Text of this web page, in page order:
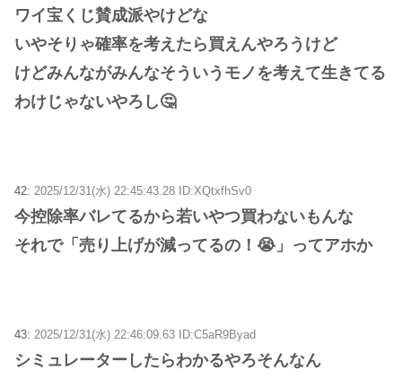
ワイ宝くじ賛成派やけどな
いやそりゃ確率を考えたら買えんやろうけど
けどみんながみんなそういうモノを考えて生きてる
わけじゃないやろし🤔
42: 2025/12/31(水) 22:45:43.28 ID:XQtxfhSv0
今控除率バレてるから若いやつ買わないもんな
それで「売り上げが減ってるの！😭」ってアホか
43: 2025/12/31(水) 22:46:09.63 ID:C5aR9Byad
シミュレーターしたらわかるやろそんなん